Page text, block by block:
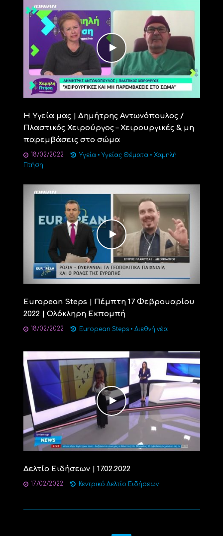
Η Υγεία μας | Δημήτρης Αντωνόπουλος /
Πλαστικός Χειρούργος – Χειρουργικές & μη
παρεμβάσεις στο σώμα
18/02/2022 Υγεία • Υγείας Θέματα • Χαμηλή
Πτήση
European Steps | Πέμπτη 17 Φεβρουαρίου
2022 | Ολόκληρη Εκπομπή
18/02/2022 European Steps • Διεθνή νέα
Δελτίο Ειδήσεων | 17.02.2022
17/02/2022 Κεντρικό Δελτίο Ειδήσεων